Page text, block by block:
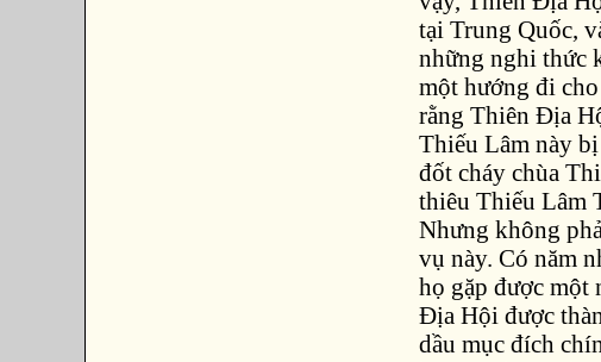
tại Trung Quốc,
những nghi thức
một hướng đi
rằng Thiên Địa
Thiếu Lâm này
đốt cháy chùa
thiêu Thiếu Lâm
Nhưng không
vụ này. Có năm
họ gặp được
Địa Hội được
dầu mục đích